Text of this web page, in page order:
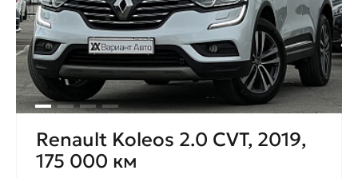
Renault Koleos 2.0 CVT, 2019,
175 000 км